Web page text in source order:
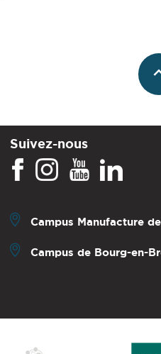
Suivez-nous
Campus Manufacture
Campus de Bourg-en-